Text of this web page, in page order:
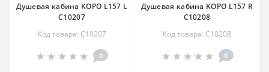
Душевая кабина KOPO L157 L
С10207
Код товара: С10207
0
Душевая кабина KOPO L157 R
С10208
Код товара: С10208
0